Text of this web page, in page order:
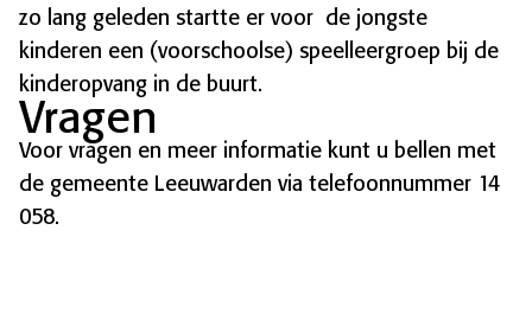
zo lang geleden startte er voor de jongste
kinderen een (voorschoolse) speelleergroep bij de
kinderopvang in de buurt.
Vragen
Voor vragen en meer informatie kunt u bellen met
de gemeente Leeuwarden via telefoonnummer 14
058.